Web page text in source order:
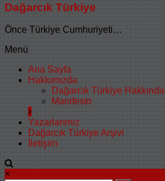
Dağarcık Türkiye
Önce Türkiye Cumhuriyeti…
Menü
Ana Sayfa
Hakkımızda
Dağarcık Türkiye Hakkında
Manifesto
Yazarlarımız
Dağarcık Türkiye Arşivi
İletişim
×